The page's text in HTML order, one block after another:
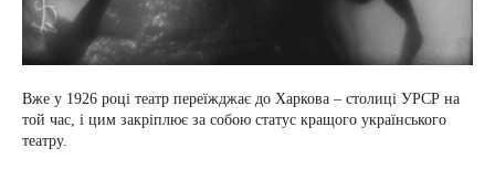
Вже у 1926 році театр переїжджає до Харкова – столиці УРСР на
той час, і цим закріплює за собою статус кращого українського
театру.